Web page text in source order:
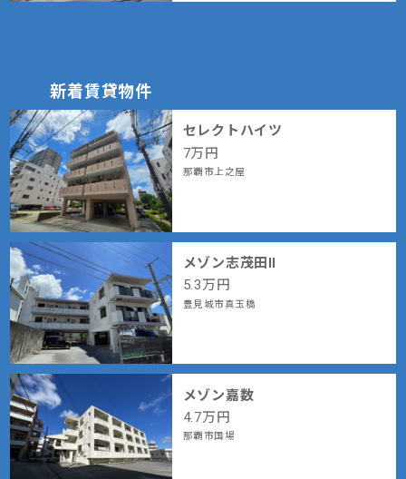
新着賃貸物件
セレクトハイツ
7万円
那覇市上之屋
メゾン志茂田Ⅱ
5.3万円
豊見城市真玉橋
メゾン嘉数
4.7万円
那覇市国場